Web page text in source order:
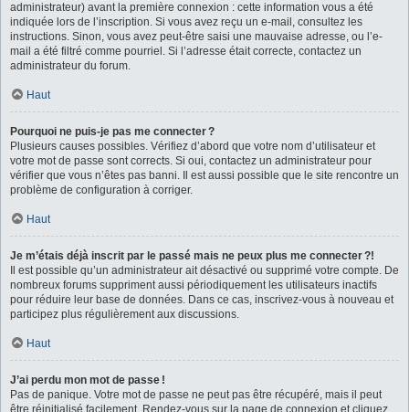
administrateur) avant la première connexion : cette information vous a été
indiquée lors de l’inscription. Si vous avez reçu un e-mail, consultez les
instructions. Sinon, vous avez peut-être saisi une mauvaise adresse, ou l’e-
mail a été filtré comme pourriel. Si l’adresse était correcte, contactez un
administrateur du forum.
Haut
Pourquoi ne puis-je pas me connecter ?
Plusieurs causes possibles. Vérifiez d’abord que votre nom d’utilisateur et
votre mot de passe sont corrects. Si oui, contactez un administrateur pour
vérifier que vous n’êtes pas banni. Il est aussi possible que le site rencontre un
problème de configuration à corriger.
Haut
Je m’étais déjà inscrit par le passé mais ne peux plus me connecter ?!
Il est possible qu’un administrateur ait désactivé ou supprimé votre compte. De
nombreux forums suppriment aussi périodiquement les utilisateurs inactifs
pour réduire leur base de données. Dans ce cas, inscrivez-vous à nouveau et
participez plus régulièrement aux discussions.
Haut
J’ai perdu mon mot de passe !
Pas de panique. Votre mot de passe ne peut pas être récupéré, mais il peut
être réinitialisé facilement. Rendez-vous sur la page de connexion et cliquez